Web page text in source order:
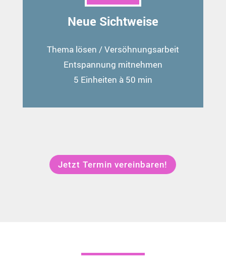
Neue Sichtweise
Thema lösen / Versöhnungsarbeit
Entspannung mitnehmen
5 Einheiten à 50 min
Jetzt Termin vereinbaren!